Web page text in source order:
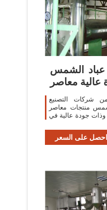
الشمس
معاصر
شركات التصنيع
منتجات معاصر
جودة عالية في
احصل على السعر